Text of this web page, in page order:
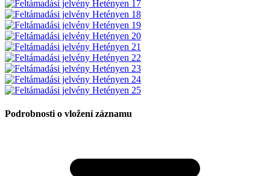
Podrobnosti o vložení záznamu